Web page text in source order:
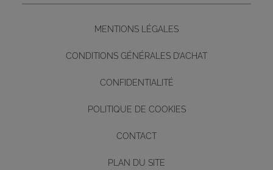
MENTIONS LÉGALES
CONDITIONS GÉNÉRALES D’ACHAT
CONFIDENTIALITÉ
POLITIQUE DE COOKIES
CONTACT
PLAN DU SITE
Diseño y desarrollo web -